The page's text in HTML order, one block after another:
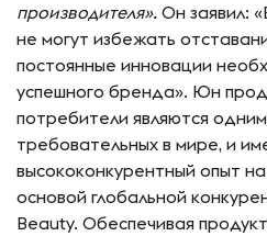
производителя». Он заявил:
не могут избежать
постоянные инновации
успешного бренда». Юн
потребители являются
требовательных в мире, и
высококонкурентный опыт
основой глобальной
Beauty. Обеспечивая